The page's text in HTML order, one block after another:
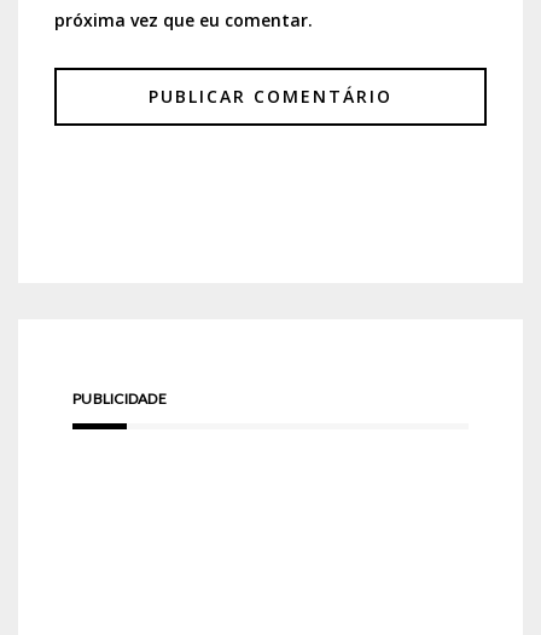
próxima vez que eu comentar.
PUBLICIDADE